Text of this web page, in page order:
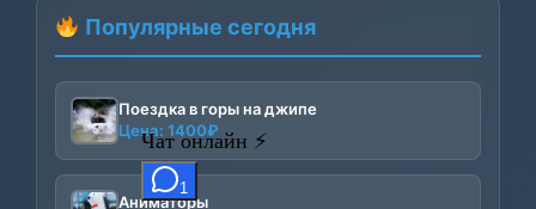
Популярные сегодня
Поездка в горы на джипе
Цена: 1400₽
Аниматоры